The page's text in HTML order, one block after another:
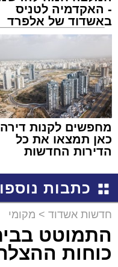
- האקדמיה לטניס
באשדוד של אלפרד
קריאולנסקי - לילדים
מחפשים לקנות
כאן תמצאו את כל
הדירות החדשות
כתבות
חדשות אשדוד > מקומי
התמוטט
כוחות